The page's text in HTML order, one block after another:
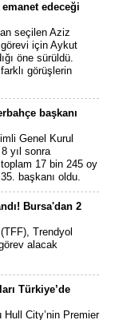
emanet edeceği
seçilen Aziz
görevi için Aykut
öne sürüldü.
görüşlerin
başkanı
Genel Kurul
8 yıl sonra
toplam 17 bin 245 oy
başkanı oldu.
Bursa'dan 2
Trendyol
alacak
Türkiye’de
Hull City’nin Premier